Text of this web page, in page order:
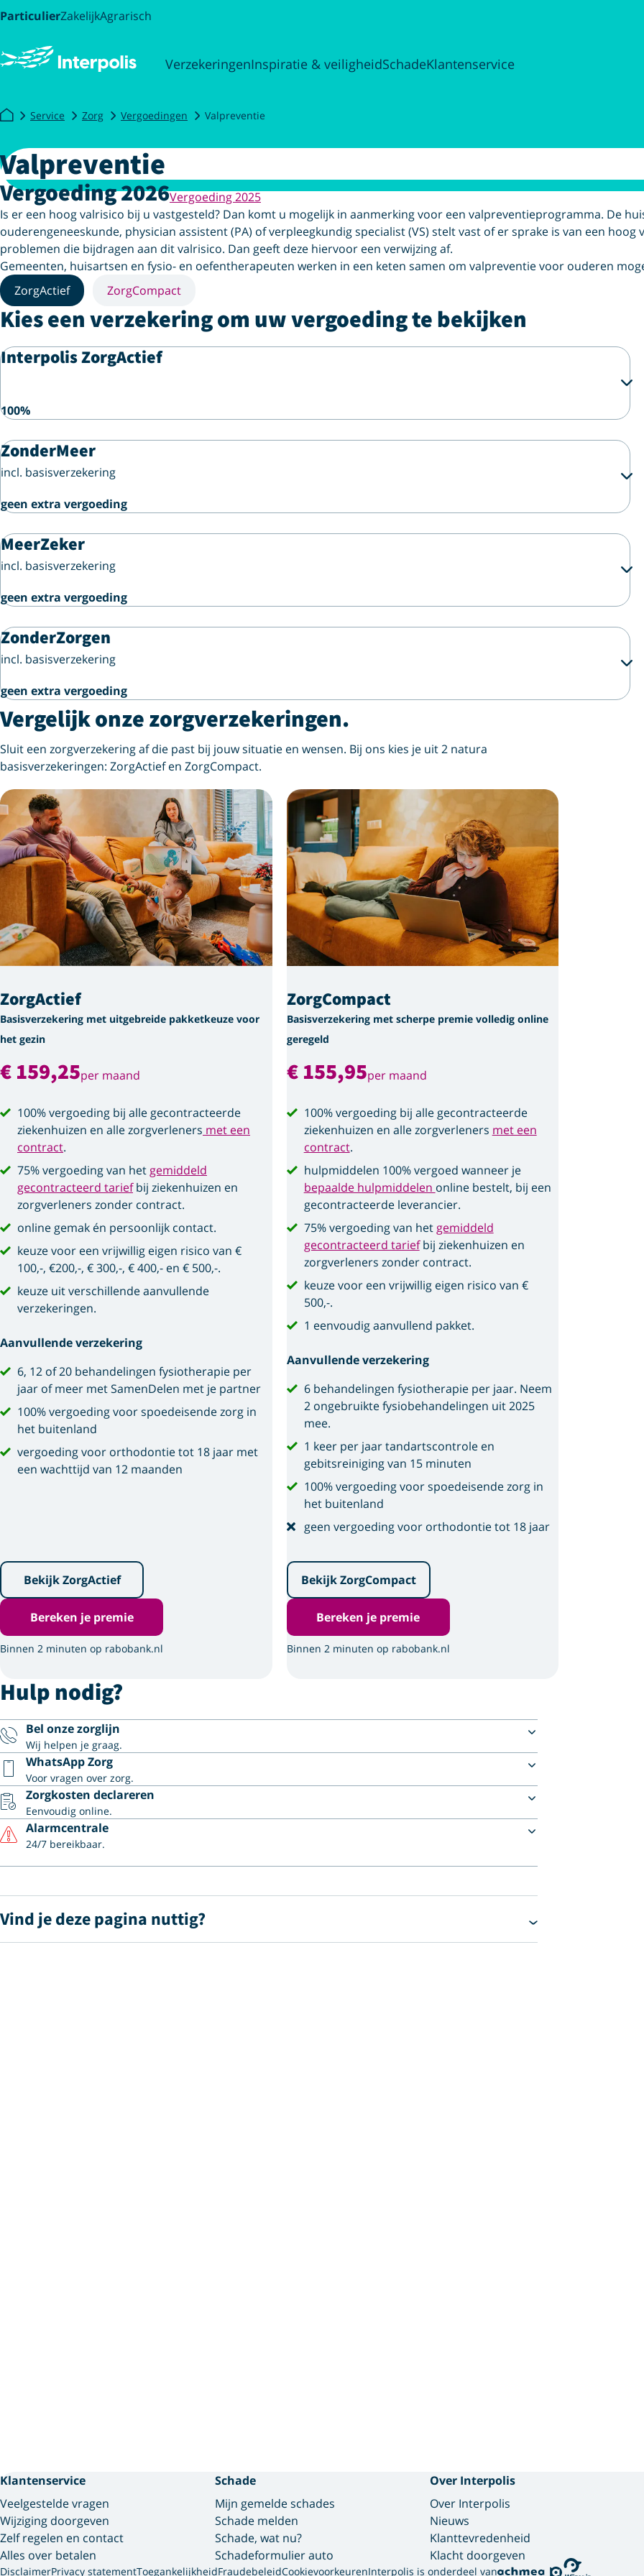
ParticulierZakelijkAgrarisch
VerzekeringenInspiratie & veiligheidSchadeKlantenservice
Service Zorg Vergoedingen Valpreventie
Valpreventie
Vergoeding 2026Vergoeding 2025
Is er een hoog valrisico bij u vastgesteld? Dan komt u mogelijk in aanmerking voor een valpreventieprogramma. De
ouderengeneeskunde, physician assistent (PA) of verpleegkundig specialist (VS) stelt vast of er sprake is van een
problemen die bijdragen aan dit valrisico. Dan geeft deze hiervoor een verwijzing af.
Gemeenten, huisartsen en fysio- en oefentherapeuten werken in een keten samen om valpreventie voor ouderen
ZorgActief
ZorgCompact
Kies een verzekering om uw vergoeding te bekijken
Interpolis ZorgActief
100%
ZonderMeer
incl. basisverzekering
geen extra vergoeding
MeerZeker
incl. basisverzekering
geen extra vergoeding
ZonderZorgen
incl. basisverzekering
geen extra vergoeding
Vergelijk onze zorgverzekeringen.
Sluit een zorgverzekering af die past bij jouw situatie en wensen. Bij ons kies je uit 2 natura
basisverzekeringen: ZorgActief en ZorgCompact.
ZorgActief
Basisverzekering met uitgebreide pakketkeuze voor
het gezin
€ 159,25per maand
100% vergoeding bij alle gecontracteerde
ziekenhuizen en alle zorgverleners met een
contract.
75% vergoeding van het gemiddeld
gecontracteerd tariefbij ziekenhuizen en
zorgverleners zonder contract.
online gemak én persoonlijk contact.
keuze voor een vrijwillig eigen risico van €
100,-, €200,-, € 300,-, € 400,- en € 500,-.
keuze uit verschillende aanvullende
verzekeringen.
Aanvullende verzekering
6, 12 of 20 behandelingen fysiotherapie per
jaar of meer met SamenDelen met je partner
100% vergoeding voor spoedeisende zorg in
het buitenland
vergoeding voor orthodontie tot 18 jaar met
een wachttijd van 12 maanden
Bekijk ZorgActief
Bereken je premie
Binnen 2 minuten op rabobank.nl
ZorgCompact
Basisverzekering met scherpe premie volledig online
geregeld
€ 155,95per maand
100% vergoeding bij alle gecontracteerde
ziekenhuizen en alle zorgverleners met een
contract.
hulpmiddelen 100% vergoed wanneer je
bepaalde hulpmiddelen online bestelt, bij een
gecontracteerde leverancier.
75% vergoeding van het gemiddeld
gecontracteerd tariefbij ziekenhuizen en
zorgverleners zonder contract.
keuze voor een vrijwillig eigen risico van €
500,-.
1 eenvoudig aanvullend pakket.
Aanvullende verzekering
6 behandelingen fysiotherapie per jaar. Neem
2 ongebruikte fysiobehandelingen uit 2025
mee.
1 keer per jaar tandartscontrole en
gebitsreiniging van 15 minuten
100% vergoeding voor spoedeisende zorg in
het buitenland
geen vergoeding voor orthodontie tot 18 jaar
Bekijk ZorgCompact
Bereken je premie
Binnen 2 minuten op rabobank.nl
Hulp nodig?
Bel onze zorglijn
Wij helpen je graag.
WhatsApp Zorg
Voor vragen over zorg.
Zorgkosten declareren
Eenvoudig online.
Alarmcentrale
24/7 bereikbaar.
Vind je deze pagina nuttig?
Klantenservice
Veelgestelde vragen
Wijziging doorgeven
Zelf regelen en contact
Alles over betalen
Schade
Mijn gemelde schades
Schade melden
Schade, wat nu?
Schadeformulier auto
Over Interpolis
Over Interpolis
Nieuws
Klanttevredenheid
Klacht doorgeven
DisclaimerPrivacy statementToegankelijkheidFraudebeleidCookievoorkeurenInterpolis is onderdeel van